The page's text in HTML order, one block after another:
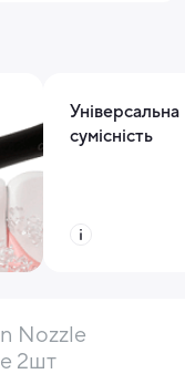
Універсальна
сумісність
Nozzle
2шт